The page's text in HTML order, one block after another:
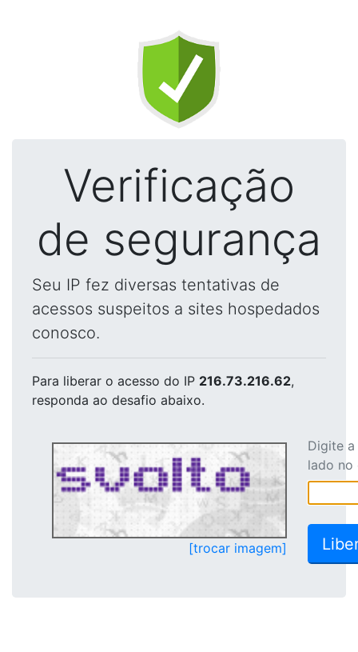
Verificação
de segurança
Seu IP fez diversas tentativas de
acessos suspeitos a sites hospedados
conosco.
Para liberar o acesso do IP 216.73.216.62,
responda ao desafio abaixo.
[trocar imagem]
Digite
lado no